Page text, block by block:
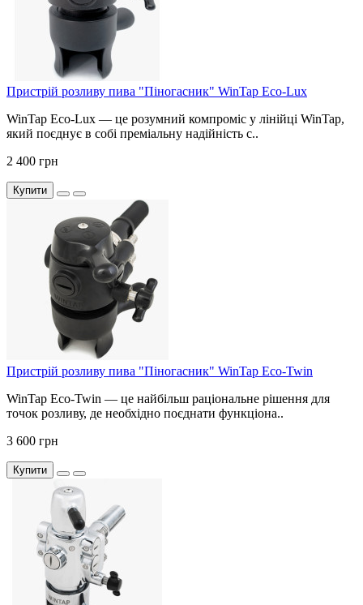
Пристрій розливу пива "Піногасник" WinTap Eco-Lux
WinTap Eco-Lux — це розумний компроміс у лінійці WinTap,
який поєднує в собі преміальну надійність с..
2 400 грн
Купити
Пристрій розливу пива "Піногасник" WinTap Eco-Twin
WinTap Eco-Twin — це найбільш раціональне рішення для
точок розливу, де необхідно поєднати функціона..
3 600 грн
Купити